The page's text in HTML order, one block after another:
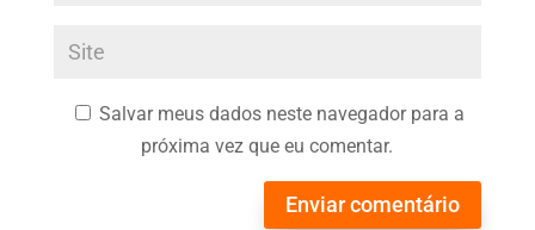
Salvar meus dados neste navegador para a
próxima vez que eu comentar.
Enviar comentário